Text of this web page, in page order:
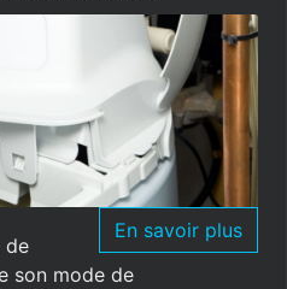
En savoir plus
de
son mode de